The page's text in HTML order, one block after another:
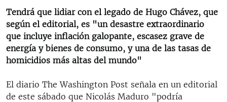
LOS SANTOS DE HIALEAH
DESINFORMACIÓN RUSA EN AMÉRICA LATINA
LA INVASIÓN DE RUSIA A UCRANIA
Tendrá que lidiar con el legado de Hugo Chávez, que
según el editorial, es "un desastre extraordinario
que incluye inflación galopante, escasez grave de
energía y bienes de consumo, y una de las tasas de
homicidios más altas del mundo"
El diario The Washington Post señala en un editorial
de este sábado que Nicolás Maduro "podría